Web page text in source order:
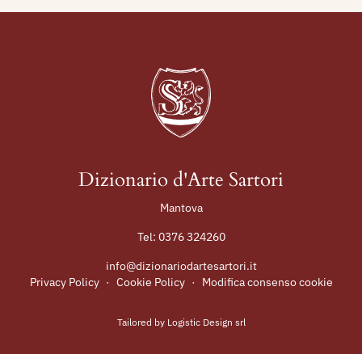
Dizionario d'Arte Sartori
Mantova
Tel: 0376 324260
info@dizionariodartesartori.it
Privacy Policy · Cookie Policy · Modifica consenso cookie
Tailored by Logistic Design srl